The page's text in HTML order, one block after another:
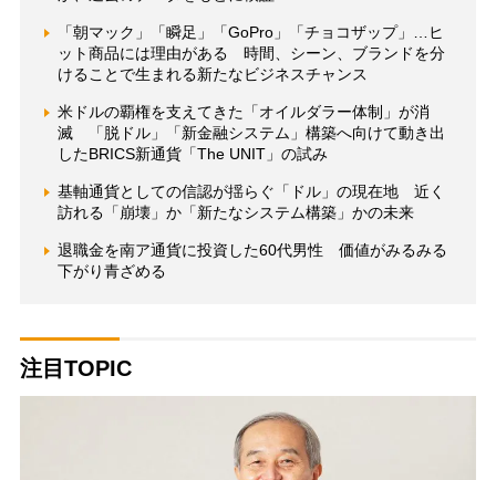
「朝マック」「瞬足」「GoPro」「チョコザップ」…ヒ
ット商品には理由がある 時間、シーン、ブランドを分
けることで生まれる新たなビジネスチャンス
米ドルの覇権を支えてきた「オイルダラー体制」が消
滅 「脱ドル」「新金融システム」構築へ向けて動き出
したBRICS新通貨「The UNIT」の試み
基軸通貨としての信認が揺らぐ「ドル」の現在地 近く
訪れる「崩壊」か「新たなシステム構築」かの未来
退職金を南ア通貨に投資した60代男性 価値がみるみる
下がり青ざめる
注目TOPIC